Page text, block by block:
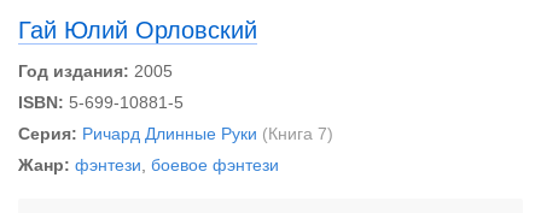
Гай Юлий Орловский
Год издания: 2005
ISBN: 5-699-10881-5
Серия: Ричард Длинные Руки (Книга 7)
Жанр: фэнтези боевое фэнтези